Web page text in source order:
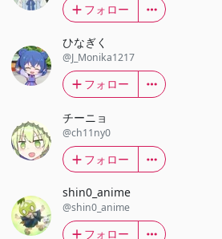
フォロー
ひなぎく
@J_Monika1217
フォロー
チーニョ
@ch11ny0
フォロー
shin0_anime
@shin0_anime
フォロー